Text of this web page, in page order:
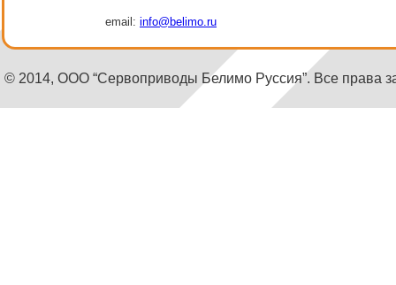
email: info@belimo.ru
© 2014, ООО “Сервоприводы Белимо Руссия”. Все права